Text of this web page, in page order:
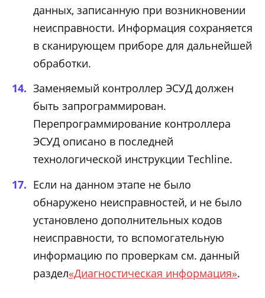
данных, записанную при возникновении
неисправности. Информация сохраняется
в сканирующем приборе для дальнейшей
обработки.
Заменяемый контроллер ЭСУД должен
быть запрограммирован.
Перепрограммирование контроллера
ЭСУД описано в последней
технологической инструкции Techline.
Если на данном этапе не было
обнаружено неисправностей, и не было
установлено дополнительных кодов
неисправности, то вспомогательную
информацию по проверкам см. данный
раздел«Диагностическая информация».